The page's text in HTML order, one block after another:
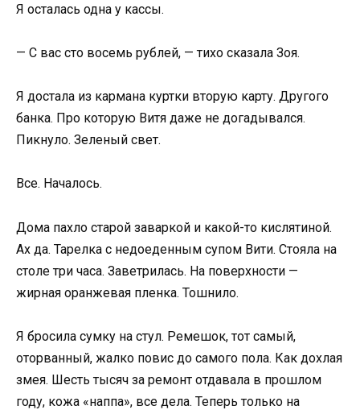
Я осталась одна у кассы.
— С вас сто восемь рублей, — тихо сказала Зоя.
Я достала из кармана куртки вторую карту. Другого
банка. Про которую Витя даже не догадывался.
Пикнуло. Зеленый свет.
Все. Началось.
Дома пахло старой заваркой и какой-то кислятиной.
Ах да. Тарелка с недоеденным супом Вити. Стояла на
столе три часа. Заветрилась. На поверхности —
жирная оранжевая пленка. Тошнило.
Я бросила сумку на стул. Ремешок, тот самый,
оторванный, жалко повис до самого пола. Как дохлая
змея. Шесть тысяч за ремонт отдавала в прошлом
году, кожа «наппа», все дела. Теперь только на